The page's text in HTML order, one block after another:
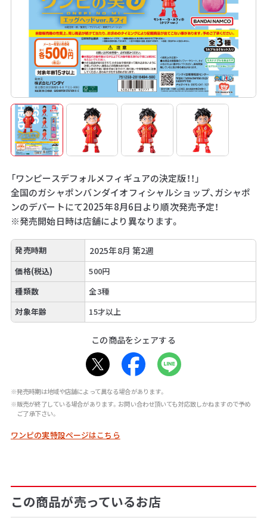
「ワンピースデフォルメフィギュアの決定版！！」
全国のガシャポンバンダイオフィシャルショップ、ガシャポ
ンのデパートにて2025年8月6日より順次発売予定！
※発売開始日時は店舗により異なります。
発売時期 2025年8月 第2週
価格(税込)
500円
種類数
全3種
対象年齢
15才以上
この商品をシェアする
※発売時期は地域や店舗によって異なる場合があります。
※販売が終了している場合があります。お問い合わせ頂いても対応致しかねますので予め
ご了承下さい。
ワンピの実特設ページはこちら
この商品が売っているお店